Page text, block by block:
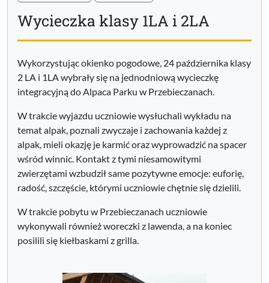
Wycieczka klasy 1LA i 2LA
Wykorzystując okienko pogodowe, 24 października klasy
2 LA i 1LA wybrały się na jednodniową wycieczkę
integracyjną do Alpaca Parku w Przebieczanach.
W trakcie wyjazdu uczniowie wysłuchali wykładu na
temat alpak, poznali zwyczaje i zachowania każdej z
alpak, mieli okazję je karmić oraz wyprowadzić na spacer
wśród winnic. Kontakt z tymi niesamowitymi
zwierzętami wzbudził same pozytywne emocje: euforię,
radość, szczęście, którymi uczniowie chętnie się dzielili.
W trakcie pobytu w Przebieczanach uczniowie
wykonywali również woreczki z lawenda, a na koniec
posilili się kiełbaskami z grilla.